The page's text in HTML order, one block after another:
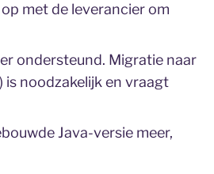
met de leverancier om
ondersteund. Migratie naar
is noodzakelijk en vraagt
Java-versie meer,